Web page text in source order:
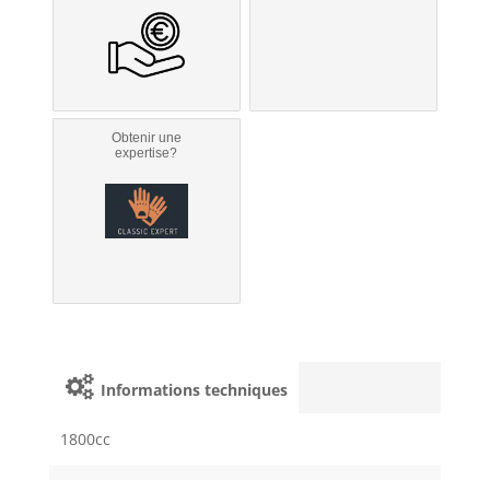
Obtenir une
expertise?
Informations techniques
1800cc